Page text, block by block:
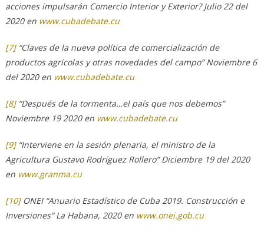
acciones impulsarán Comercio Interior y Exterior? Julio 22 del
2020 en www.cubadebate.cu
[7]“Claves de la nueva política de comercialización de
productos agrícolas y otras novedades del campo” Noviembre 6
del 2020 en www.cubadebate.cu
[8]“Después de la tormenta…el país que nos debemos”
Noviembre 19 2020 en www.cubadebate.cu
[9]“Interviene en la sesión plenaria, el ministro de la
Agricultura Gustavo Rodríguez Rollero” Diciembre 19 del 2020
en www.granma.cu
[10]ONEI “Anuario Estadístico de Cuba 2019. Construcción e
Inversiones” La Habana, 2020 en www.onei.gob.cu